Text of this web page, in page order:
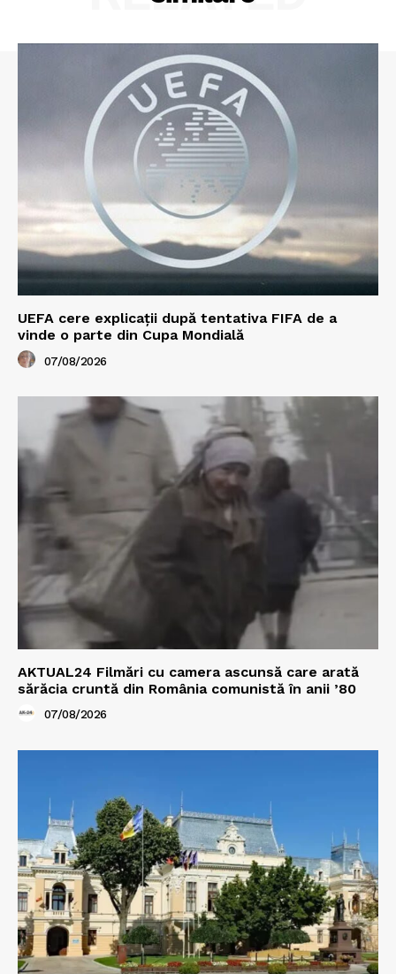
UEFA cere explicații după tentativa FIFA de a
vinde o parte din Cupa Mondială
07/08/2026
AKTUAL24 Filmări cu camera ascunsă care arată
sărăcia cruntă din România comunistă în anii ’80
07/08/2026